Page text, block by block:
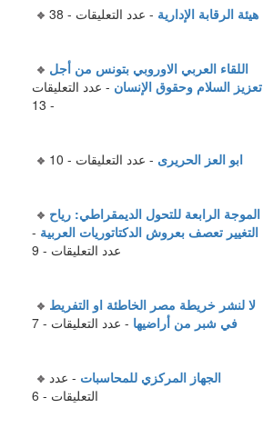
هيئة الرقابة الإدارية - عدد التعليقات - 38
اللقاء العربي الاوروبي بتونس من أجل
تعزيز السلام وحقوق الإنسان - عدد التعليقات
- 13
ابو العز الحريرى - عدد التعليقات - 10
الموجة الرابعة للتحول الديمقراطي: رياح
التغيير تعصف بعروش الدكتاتوريات العربية -
عدد التعليقات - 9
لا لنشر خريطة مصر الخاطئة او التفريط
في شبر من أراضيها - عدد التعليقات - 7
الجهاز المركزي للمحاسبات - عدد
التعليقات - 6